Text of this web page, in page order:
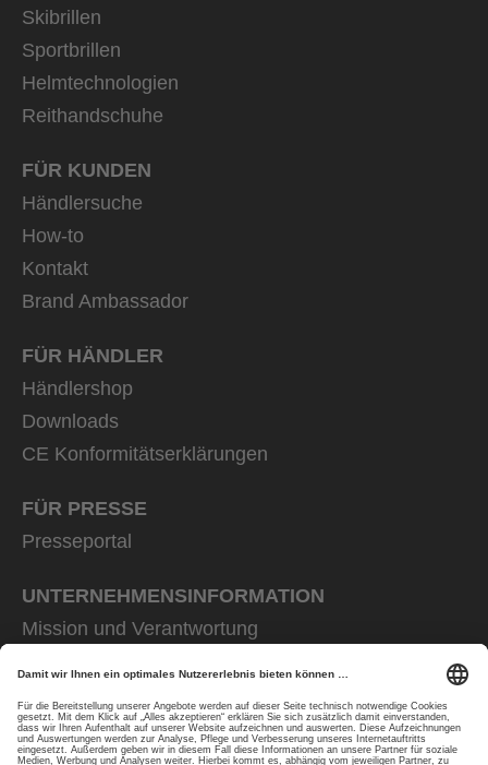
Skibrillen
Sportbrillen
Helmtechnologien
Reithandschuhe
FÜR KUNDEN
Händlersuche
How-to
Kontakt
Brand Ambassador
FÜR HÄNDLER
Händlershop
Downloads
CE Konformitätserklärungen
FÜR PRESSE
Presseportal
UNTERNEHMENS­INFORMATION
Mission und Verantwortung
Rainer Winter Stiftung
Karriere